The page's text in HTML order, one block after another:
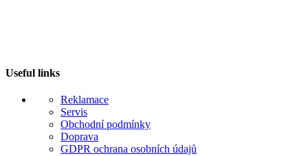
Useful links
Reklamace
Servis
Obchodní podmínky
Doprava
GDPR ochrana osobních údajů